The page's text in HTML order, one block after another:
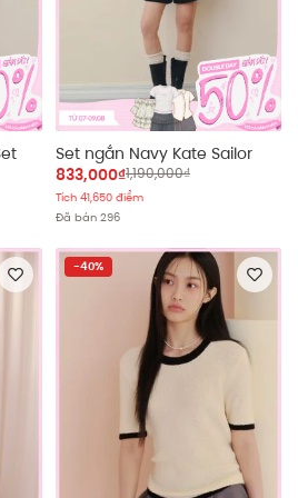
Set ngắn Navy Kate Sailor
833,000₫1,190,000₫
Tích 41,650 điểm
Đã bán 296
-40%